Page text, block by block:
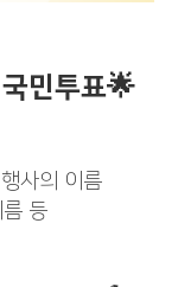
민투표🌟
사의 이름
등